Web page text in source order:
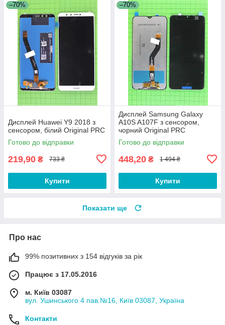
–70%
Дисплей Huawei Y9 2018 з
сенсором, білий Original PRC
Готово до відправки
219,90 ₴ 733 ₴
Купити
–70%
Дисплей Samsung Galaxy
A10S A107F з сенсором,
чорний Original PRC
Готово до відправки
448,20 ₴ 1 494 ₴
Купити
Показати ще
Про нас
99% позитивних з 154 відгуків за рік
Працює з 17.05.2016
м. Київ 03087
вул. Ушинського 4 пав.№16, Київ 03087, Україна
Контакти